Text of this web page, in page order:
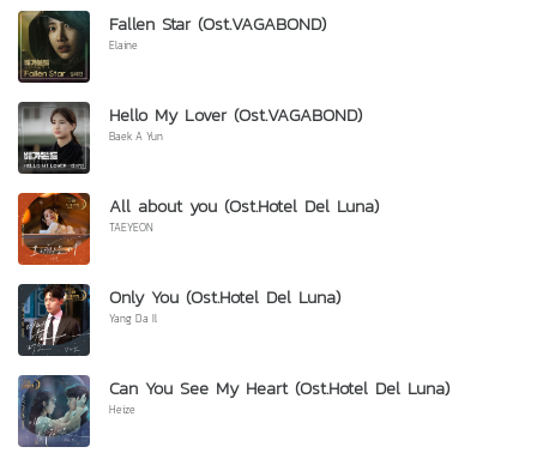
Fallen Star (Ost.VAGABOND)
Elaine
Hello My Lover (Ost.VAGABOND)
Baek A Yun
All about you (Ost.Hotel Del Luna)
TAEYEON
Only You (Ost.Hotel Del Luna)
Yang Da Il
Can You See My Heart (Ost.Hotel Del Luna)
Heize